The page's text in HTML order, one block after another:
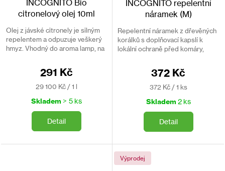
INCOGNITO Bio
citronelový olej 10ml
Olej z jávské citronely je silným
repelentem a odpuzuje veškerý
hmyz. Vhodný do aroma lamp, na
291 Kč
Měrná
29 100 Kč / 1 l
Skladem > 5 ks
Detail
INCOGNITO repelentní
náramek (M)
Repelentní náramek z dřevěných
korálků s doplňovací kapslí k
lokální ochraně před komáry,
372 Kč
Měrná
372 Kč / 1 ks
Skladem 2 ks
Detail
Výprodej